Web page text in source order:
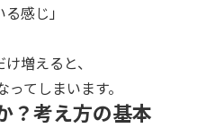
感じ」
増えると、
ってしまいます。
？考え方の基本